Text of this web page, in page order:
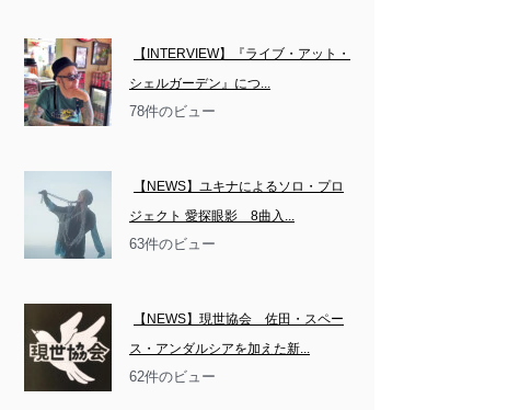
【INTERVIEW】『ライブ・アット・
シェルガーデン』につ...
78件のビュー
【NEWS】ユキナによるソロ・プロ
ジェクト 愛探眼影　8曲入...
63件のビュー
【NEWS】現世協会　佐田・スペー
ス・アンダルシアを加えた新...
62件のビュー